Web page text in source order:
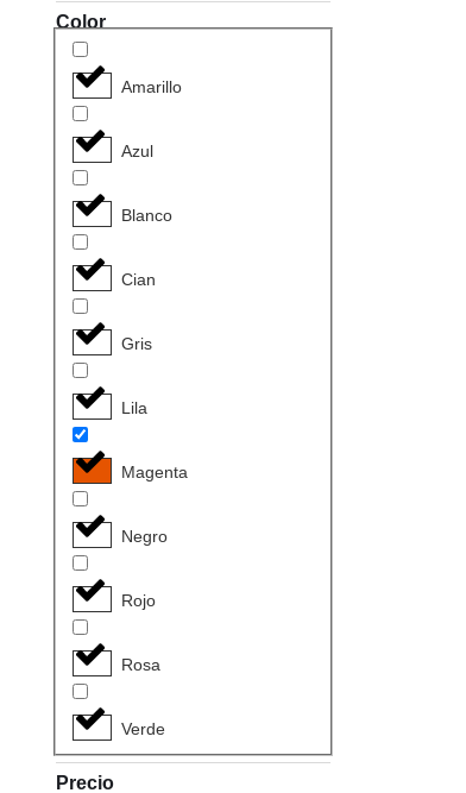
Color
Amarillo
Azul
Blanco
Cian
Gris
Lila
Magenta
Negro
Rojo
Rosa
Verde
Precio